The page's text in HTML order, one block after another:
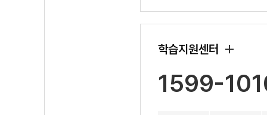
학습지원센터
1599-